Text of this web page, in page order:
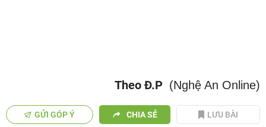
Theo Đ.P (Nghệ An Online)
GỬI GÓP Ý CHIA SẺ LƯU BÀI